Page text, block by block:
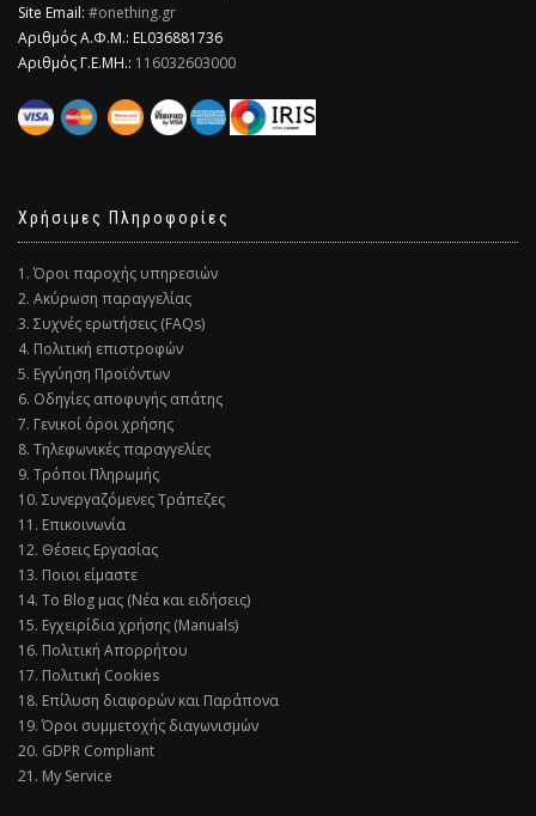
Site Email: #onething.gr
Αριθμός Α.Φ.Μ.: EL036881736
Αριθμός Γ.Ε.ΜΗ.: 116032603000
Χρήσιμες Πληροφορίες
1. Όροι παροχής υπηρεσιών
2. Ακύρωση παραγγελίας
3. Συχνές ερωτήσεις (FAQs)
4. Πολιτική επιστροφών
5. Εγγύηση Προϊόντων
6. Οδηγίες αποφυγής απάτης
7. Γενικοί όροι χρήσης
8. Τηλεφωνικές παραγγελίες
9. Τρόποι Πληρωμής
10. Συνεργαζόμενες Τράπεζες
11. Επικοινωνία
12. Θέσεις Εργασίας
13. Ποιοι είμαστε
14. Το Blog μας (Νέα και ειδήσεις)
15. Εγχειρίδια χρήσης (Manuals)
16. Πολιτική Απορρήτου
17. Πολιτική Cookies
18. Επίλυση διαφορών και Παράπονα
19. Όροι συμμετοχής διαγωνισμών
20. GDPR Compliant
21. My Service